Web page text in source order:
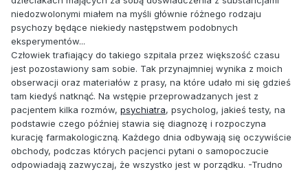
niedozwolonymi miałem na myśli głównie różnego rodzaju
psychozy będące niekiedy następstwem podobnych
eksperymentów...
Człowiek trafiający do takiego szpitala przez większość czasu
jest pozostawiony sam sobie. Tak przynajmniej wynika z moich
obserwacji oraz materiałów z prasy, na które udało mi się gdzieś
tam kiedyś natknąć. Na wstępie przeprowadzanych jest z
pacjentem kilka rozmów, psychiatra, psycholog, jakieś testy, na
podstawie czego później stawia się diagnozę i rozpoczyna
kurację farmakologiczną. Każdego dnia odbywają się oczywiście
obchody, podczas których pacjenci pytani o samopoczucie
odpowiadają zazwyczaj, że wszystko jest w porządku. -Trudno